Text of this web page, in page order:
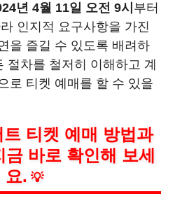
년 4월 11일 오전 9시 부터
인지적 요구사항을 가진
을 즐길 수 있도록 배려하
절차를 철저히 이해하고 계
로 티켓 예매를 할 수 있을
티켓 예매 방법과
금 바로 확인해 보세
요. 💡